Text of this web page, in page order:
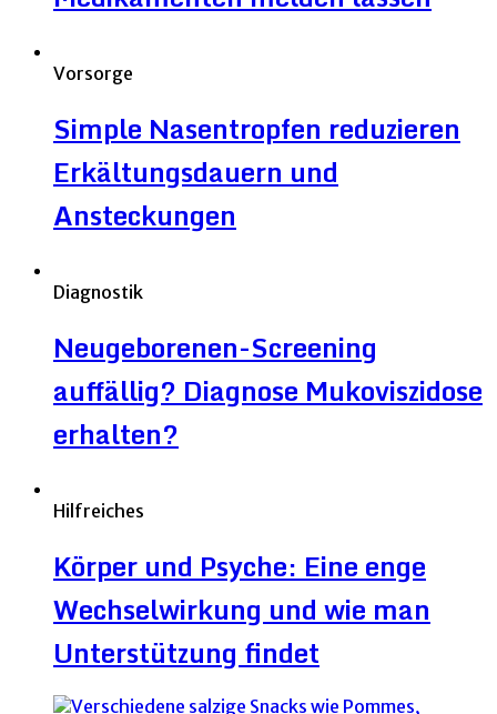
Vorsorge
Simple Nasentropfen reduzieren
Erkältungsdauern und
Ansteckungen
Diagnostik
Neugeborenen-Screening
auffällig? Diagnose Mukoviszidose
erhalten?
Hilfreiches
Körper und Psyche: Eine enge
Wechselwirkung und wie man
Unterstützung findet